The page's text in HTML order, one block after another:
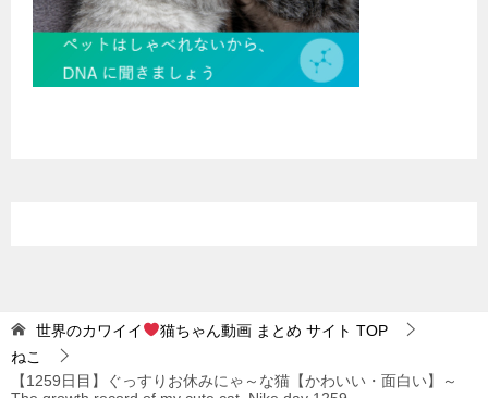
世界のカワイイ 猫ちゃん動画 まとめ サイト TOP
ねこ
【1259日目】ぐっすりお休みにゃ～な猫【かわいい・面白い】～